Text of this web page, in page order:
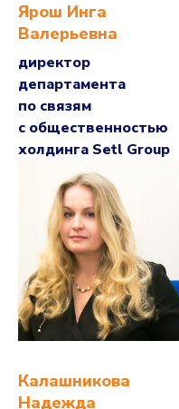
Ярош Инга
Валерьевна
директор
департамента
по связям
с общественностью
холдинга Setl Group
Калашникова
Надежда